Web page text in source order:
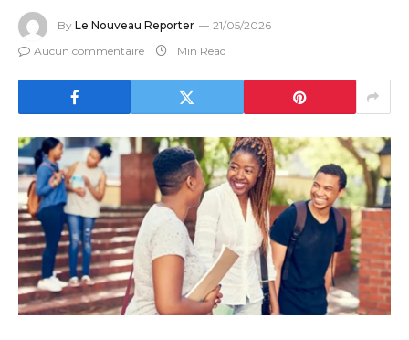
By Le Nouveau Reporter
21/05/2026
Aucun commentaire
1 Min Read